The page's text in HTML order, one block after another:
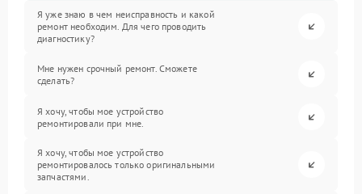
Я уже знаю в чем неисправность и какой
ремонт необходим. Для чего проводить
диагностику?
Мне нужен срочный ремонт. Сможете
сделать?
Я хочу, чтобы мое устройство
ремонтировали при мне.
Я хочу, чтобы мое устройство
ремонтировалось только оригинальными
запчастями.